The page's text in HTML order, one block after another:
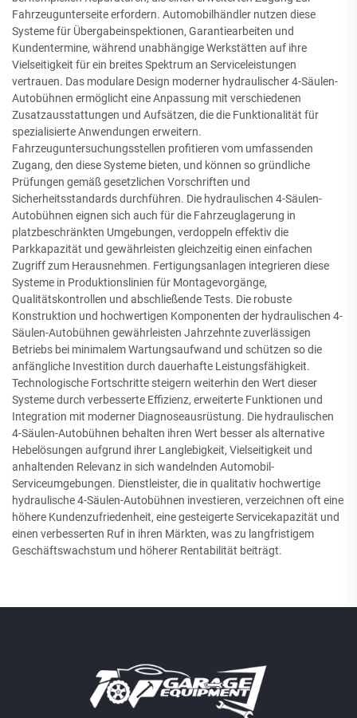
Fahrzeugunterseite erfordern. Automobilhändler nutzen diese
Systeme für Übergabeinspektionen, Garantiearbeiten und
Kundentermine, während unabhängige Werkstätten auf ihre
Vielseitigkeit für ein breites Spektrum an Serviceleistungen
vertrauen. Das modulare Design moderner hydraulischer 4-Säulen-
Autobühnen ermöglicht eine Anpassung mit verschiedenen
Zusatzausstattungen und Aufsätzen, die die Funktionalität für
spezialisierte Anwendungen erweitern.
Fahrzeuguntersuchungsstellen profitieren vom umfassenden
Zugang, den diese Systeme bieten, und können so gründliche
Prüfungen gemäß gesetzlichen Vorschriften und
Sicherheitsstandards durchführen. Die hydraulischen 4-Säulen-
Autobühnen eignen sich auch für die Fahrzeuglagerung in
platzbeschränkten Umgebungen, verdoppeln effektiv die
Parkkapazität und gewährleisten gleichzeitig einen einfachen
Zugriff zum Herausnehmen. Fertigungsanlagen integrieren diese
Systeme in Produktionslinien für Montagevorgänge,
Qualitätskontrollen und abschließende Tests. Die robuste
Konstruktion und hochwertigen Komponenten der hydraulischen 4-
Säulen-Autobühnen gewährleisten Jahrzehnte zuverlässigen
Betriebs bei minimalem Wartungsaufwand und schützen so die
anfängliche Investition durch dauerhafte Leistungsfähigkeit.
Technologische Fortschritte steigern weiterhin den Wert dieser
Systeme durch verbesserte Effizienz, erweiterte Funktionen und
Integration mit moderner Diagnoseausrüstung. Die hydraulischen
4-Säulen-Autobühnen behalten ihren Wert besser als alternative
Hebelösungen aufgrund ihrer Langlebigkeit, Vielseitigkeit und
anhaltenden Relevanz in sich wandelnden Automobil-
Serviceumgebungen. Dienstleister, die in qualitativ hochwertige
hydraulische 4-Säulen-Autobühnen investieren, verzeichnen oft eine
höhere Kundenzufriedenheit, eine gesteigerte Servicekapazität und
einen verbesserten Ruf in ihren Märkten, was zu langfristigem
Geschäftswachstum und höherer Rentabilität beiträgt.